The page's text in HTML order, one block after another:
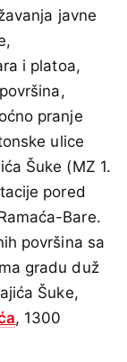
javne
i platoa,
pranje
ulice
Šuke (MZ 1.
pored
Bare.
površina sa
gradu duž
Šuke,
, 1300